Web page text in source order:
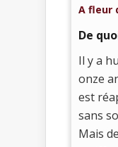
A fleur
De
Il y a
onze
est
sans
Mais